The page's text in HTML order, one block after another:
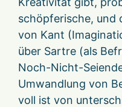
schöpferische, und
von Kant
über Sartre (als
Noch-Nicht-
Umwandlung von
voll ist von